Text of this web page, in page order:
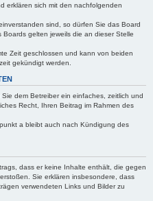
erklären sich mit den nachfolgenden
sind, so dürfen Sie das Board
gelten jeweils die an dieser Stelle
Zeit geschlossen und kann von beiden
gekündigt werden.
dem Betreiber ein einfaches, zeitlich und
Recht, Ihren Beitrag im Rahmen des
a bleibt auch nach Kündigung des
dass er keine Inhalte enthält, die gegen
Sie erklären insbesondere, dass
verwendeten Links und Bilder zu